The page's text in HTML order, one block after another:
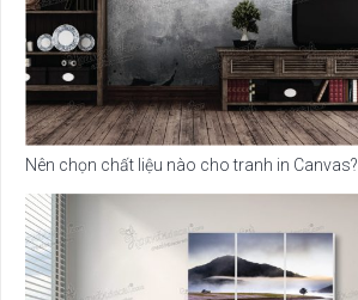
Nên chọn chất liệu nào cho tranh in Canvas?